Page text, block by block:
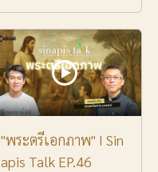
"พระตรีเอกภาพ" I Sin
apis Talk EP.46